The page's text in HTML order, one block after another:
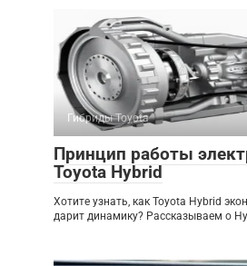
Гибриды Toyota
Принцип работы
Toyota Hybrid
Хотите узнать, как Toyota Hybrid
дарит динамику? Рассказываем о